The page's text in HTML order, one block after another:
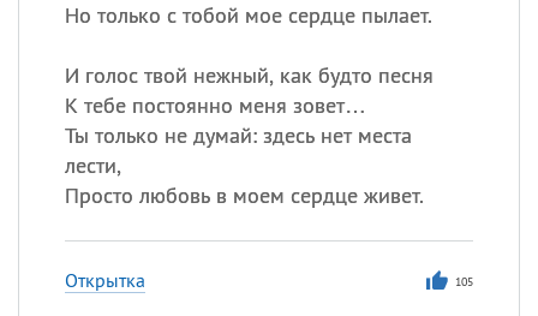
Но только с тобой мое сердце пылает.
И голос твой нежный, как будто песня
К тебе постоянно меня зовет…
Ты только не думай: здесь нет места
лести,
Просто любовь в моем сердце живет.
Открытка 105